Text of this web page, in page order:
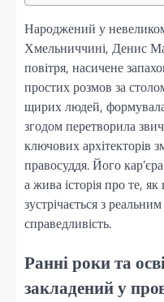
Народжений у
Хмельниччині, Денис
повітря, насичене
простих розмов за
щирих людей,
згодом перетворила
ключових архітекторів
правосуддя. Його
а жива історія про те,
зустрічається з
справедливість.
Ранні роки та
закладений у